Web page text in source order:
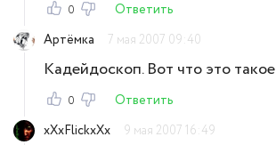
0
Ответить
Артёмка
7 мая 2007 09:40
Кадейдоскоп. Вот что это такое
0
Ответить
xXxFlickxXx
9 мая 2007 16:49